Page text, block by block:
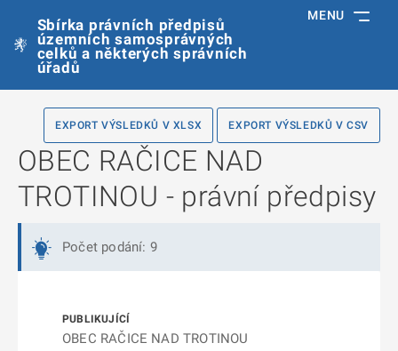
Sbírka právních předpisů
územních samosprávných
celků a některých správních
úřadů
MENU
EXPORT VÝSLEDKŮ V XLSX EXPORT VÝSLEDKŮ V CSV
OBEC RAČICE NAD
TROTINOU - právní předpisy
Počet podání: 9
OBEC RAČICE NAD TROTINOU